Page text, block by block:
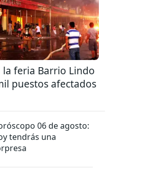
feria Barrio Lindo
puestos afectados
06 de agosto:
tendrás una